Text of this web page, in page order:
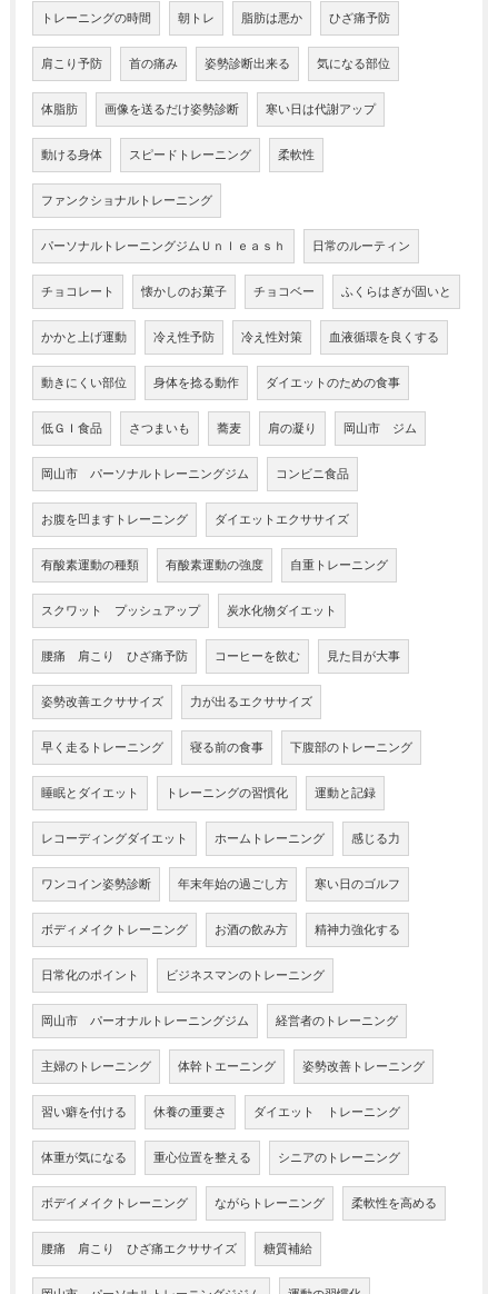
トレーニングの時間 朝トレ 脂肪は悪か ひざ痛予防
肩こり予防 首の痛み 姿勢診断出来る 気になる部位
体脂肪 画像を送るだけ姿勢診断 寒い日は代謝アップ
動ける身体 スピードトレーニング 柔軟性
ファンクショナルトレーニング
パーソナルトレーニングジムＵｎｌｅａｓｈ 日常のルーティン
チョコレート 懐かしのお菓子 チョコベー ふくらはぎが固いと
かかと上げ運動 冷え性予防 冷え性対策 血液循環を良くする
動きにくい部位 身体を捻る動作 ダイエットのための食事
低ＧＩ食品 さつまいも 蕎麦 肩の凝り 岡山市 ジム
岡山市 パーソナルトレーニングジム コンビニ食品
お腹を凹ますトレーニング ダイエットエクササイズ
有酸素運動の種類 有酸素運動の強度 自重トレーニング
スクワット プッシュアップ 炭水化物ダイエット
腰痛 肩こり ひざ痛予防 コーヒーを飲む 見た目が大事
姿勢改善エクササイズ 力が出るエクササイズ
早く走るトレーニング 寝る前の食事 下腹部のトレーニング
睡眠とダイエット トレーニングの習慣化 運動と記録
レコーディングダイエット ホームトレーニング 感じる力
ワンコイン姿勢診断 年末年始の過ごし方 寒い日のゴルフ
ボディメイクトレーニング お酒の飲み方 精神力強化する
日常化のポイント ビジネスマンのトレーニング
岡山市 パーオナルトレーニングジム 経営者のトレーニング
主婦のトレーニング 体幹トエーニング 姿勢改善トレーニング
習い癖を付ける 休養の重要さ ダイエット トレーニング
体重が気になる 重心位置を整える シニアのトレーニング
ボデイメイクトレーニング ながらトレーニング 柔軟性を高める
腰痛 肩こり ひざ痛エクササイズ 糖質補給